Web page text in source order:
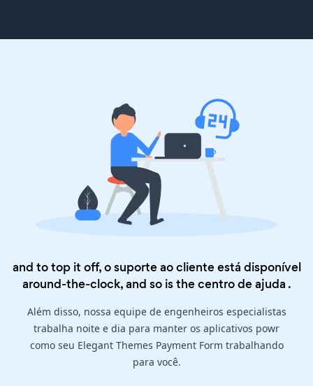
and to top it off, o suporte ao cliente está disponível
around-the-clock, and so is thecentro de ajuda .
Além disso, nossa equipe de engenheiros especialistas
trabalha noite e dia para manter os aplicativos powr
como seu Elegant Themes Payment Form trabalhando
para você.